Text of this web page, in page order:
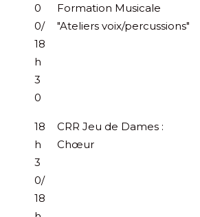
0
0/
18
h
3
0
Formation Musicale
"Ateliers voix/percussions"
18
h
3
0/
18
CRR Jeu de Dames :
Chœur